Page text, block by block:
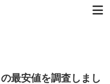
最安値を調査しまし